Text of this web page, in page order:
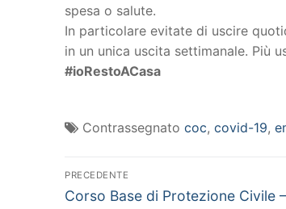
spesa o salute.
In particolare evitate di uscire
in un unica uscita settimanale. Più
#ioRestoACasa
Contrassegnato coc, covid-19,
Navigazione
PRECEDENTE
Articolo
Corso Base di Protezione Civile